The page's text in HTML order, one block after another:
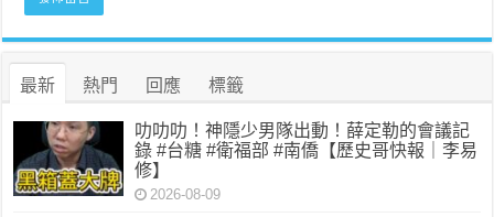
最新 熱門 回應 標籤
叻叻叻！神隱少男隊出動！薛定勒的會議記
錄 #台糖 #衛福部 #南僑【歷史哥快報｜李易
修】
2026-08-09